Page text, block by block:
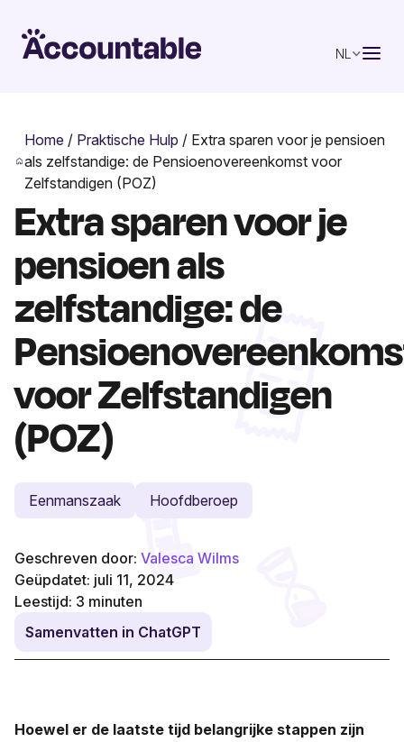
NL
Home / Praktische Hulp / Extra sparen voor je pensioen
als zelfstandige: de Pensioenovereenkomst voor
Zelfstandigen (POZ)
Extra sparen voor je
pensioen als
zelfstandige: de
voor Zelfstandigen
(POZ)
Eenmanszaak Hoofdberoep
Geschreven door: Valesca Wilms
Geüpdatet: juli 11, 2024
Leestijd: 3 minuten
Samenvatten in ChatGPT
Hoewel er de laatste tijd belangrijke stappen zijn